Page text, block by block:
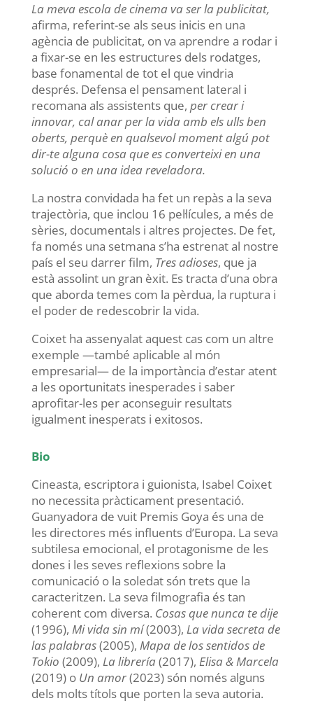
La meva escola de cinema va ser la publicitat,
afirma, referint-se als seus inicis en una
agència de publicitat, on va aprendre a rodar i
a fixar-se en les estructures dels rodatges,
base fonamental de tot el que vindria
després. Defensa el pensament lateral i
recomana als assistents que, per crear i
innovar, cal anar per la vida amb els ulls ben
oberts, perquè en qualsevol moment algú pot
dir-te alguna cosa que es converteixi en una
solució o en una idea reveladora.
La nostra convidada ha fet un repàs a la seva
trajectòria, que inclou 16 pel·lícules, a més de
sèries, documentals i altres projectes. De fet,
fa només una setmana s’ha estrenat al nostre
país el seu darrer film, Tres adioses, que ja
està assolint un gran èxit. Es tracta d’una obra
que aborda temes com la pèrdua, la ruptura i
el poder de redescobrir la vida.
Coixet ha assenyalat aquest cas com un altre
exemple —també aplicable al món
empresarial— de la importància d’estar atent
a les oportunitats inesperades i saber
aprofitar-les per aconseguir resultats
igualment inesperats i exitosos.
Bio
Cineasta, escriptora i guionista, Isabel Coixet
no necessita pràcticament presentació.
Guanyadora de vuit Premis Goya és una de
les directores més influents d’Europa. La seva
subtilesa emocional, el protagonisme de les
dones i les seves reflexions sobre la
comunicació o la soledat són trets que la
caracteritzen. La seva filmografia és tan
coherent com diversa. Cosas que nunca te dije
(1996), Mi vida sin mí(2003), La vida secreta de
las palabras(2005), Mapa de los sentidos de
Tokio (2009), La librería(2017), Elisa & Marcela
(2019) o Un amor(2023) són només alguns
dels molts títols que porten la seva autoria.